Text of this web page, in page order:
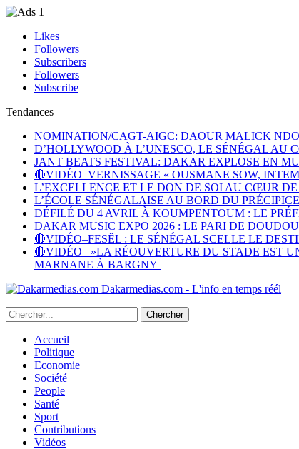
Likes
Followers
Subscribers
Followers
Subscribe
Tendances
NOMINATION/CAGT-AIGC: DAOUR MALICK
D’HOLLYWOOD À L’UNESCO, LE SÉNÉGAL
JANT BEATS FESTIVAL: DAKAR EXPLOSE EN
🔴VIDÉO–VERNISSAGE « OUSMANE SOW,
L’EXCELLENCE ET LE DON DE SOI AU CŒUR
L’ÉCOLE SÉNÉGALAISE AU BORD DU
DÉFILÉ DU 4 AVRIL À KOUMPENTOUM : LE
DAKAR MUSIC EXPO 2026 : LE PARI DE
🔴VIDÉO–FESËL : LE SÉNÉGAL SCELLE LE
🔴VIDÉO– »LA RÉOUVERTURE DU STADE EST
MARNANE À BARGNY
Dakarmedias.com - L'info en temps réél
Accueil
Politique
Economie
Société
People
Santé
Sport
Contributions
Vidéos